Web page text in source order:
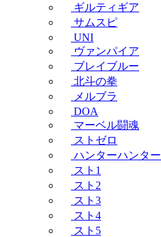
ギルティギア
サムスピ
UNI
ヴァンパイア
ブレイブルー
北斗の拳
メルブラ
DOA
マーベル闘魂
ストゼロ
ハンターハンター
スト1
スト2
スト3
スト4
スト5